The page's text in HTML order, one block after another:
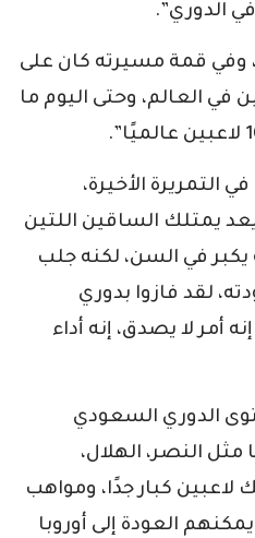
الدوري”.
وفي قمة مسيرته كان على
أفضل 5 لاعبين في العالم، وحتى اليوم ما
التمريرة الأخيرة،
يمتلك الساقين اللتين
يكبر في السن، لكنه جلب
لقد فازوا بدوري
أمر لا يصدق، إنه أداء
الدوري السعودي
مثل النصر، الهلال،
لاعبين كبار جدًا، ومواهب
العودة إلى أوروبا